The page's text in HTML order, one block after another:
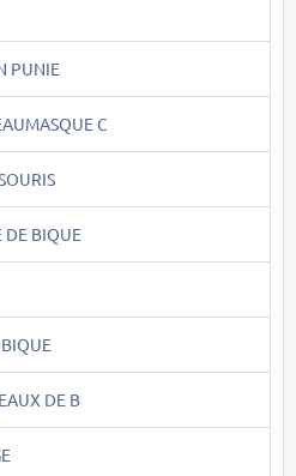
PUNIE
C
DE BIQUE
DE B